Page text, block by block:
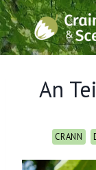
Skip
to
content
An
CRANN